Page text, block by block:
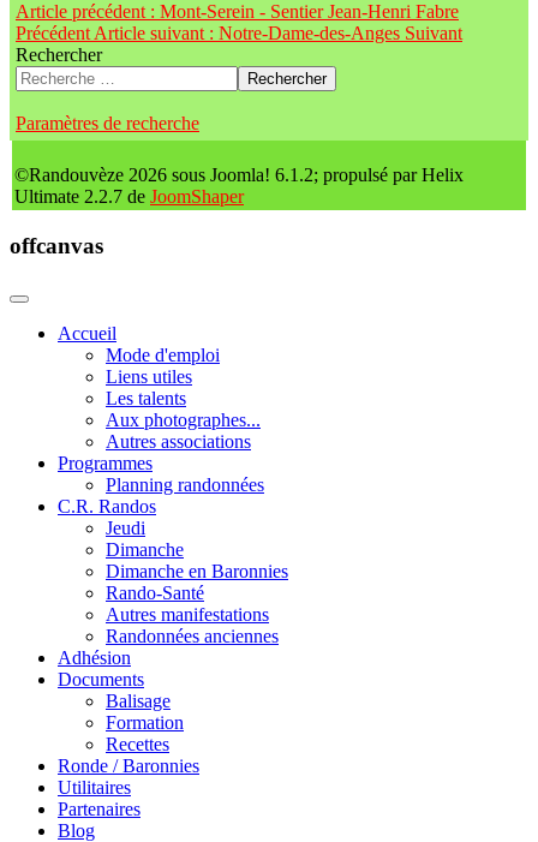
Article précédent : Mont-Serein - Sentier Jean-Henri Fabre
Précédent Article suivant : Notre-Dame-des-Anges Suivant
Rechercher
Rechercher
Paramètres de recherche
©Randouvèze 2026 sous Joomla! 6.1.2; propulsé par Helix
Ultimate 2.2.7 de JoomShaper
offcanvas
Accueil
Mode d'emploi
Liens utiles
Les talents
Aux photographes...
Autres associations
Programmes
Planning randonnées
C.R. Randos
Jeudi
Dimanche
Dimanche en Baronnies
Rando-Santé
Autres manifestations
Randonnées anciennes
Adhésion
Documents
Balisage
Formation
Recettes
Ronde / Baronnies
Utilitaires
Partenaires
Blog